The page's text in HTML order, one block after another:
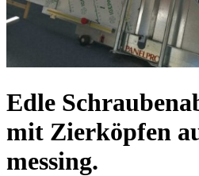
Edle
mit Zierköpfen
messing.